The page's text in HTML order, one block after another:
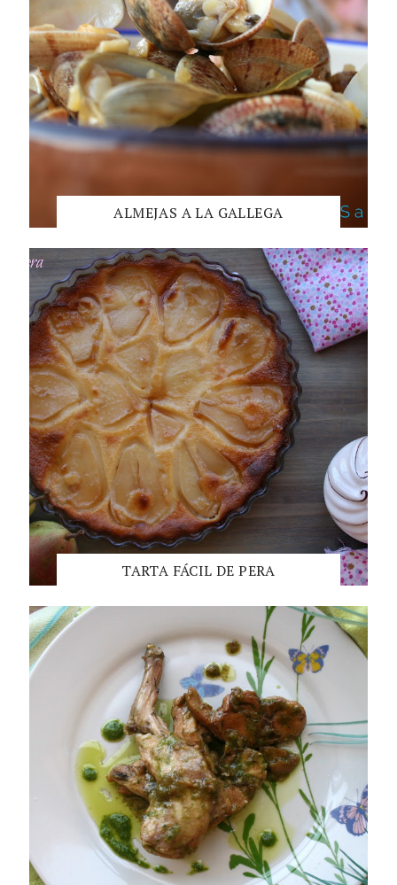
ALMEJAS A LA GALLEGA
TARTA FÁCIL DE PERA